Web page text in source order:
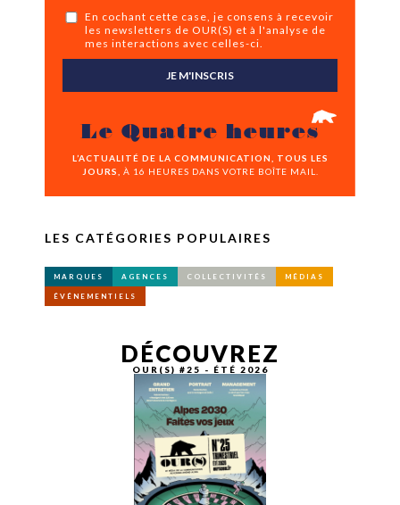
En cochant cette case, je consens à recevoir
les newsletters de OUR(S) et à l'analyse de
mes interactions avec celles-ci.
JE M'INSCRIS
Le Quatre heures
L’ACTUALITÉ DE LA COMMUNICATION, TOUS LES
JOURS,
À 16 HEURES DANS VOTRE BOÎTE MAIL.
LES CATÉGORIES POPULAIRES
MARQUES AGENCES COLLECTIVITÉS MÉDIAS
ÉVÉNEMENTIELS
DÉCOUVREZ
OUR(S) #25 - ÉTÉ 2026